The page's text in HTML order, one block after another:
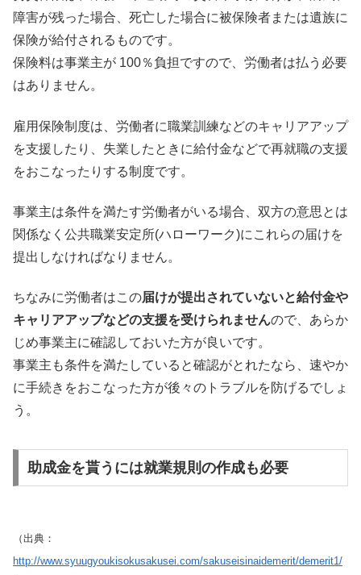
障害が残った場合、死亡した場合に被保険者または遺族に
保険が給付されるものです。
保険料は事業主が 100％負担ですので、労働者は払う必要
はありません。
雇用保険制度は、労働者に職業訓練などのキャリアアップ
を支援したり、失業したときに給付金などで再就職の支援
をおこなったりする制度です。
事業主は条件を満たす労働者がいる場合、双方の意思とは
関係なく公共職業安定所(ハローワーク)にこれらの届けを
提出しなければなりません。
ちなみに労働者はこの届けが提出されていないと給付金や
キャリアアップなどの支援を受けられませんので、あらか
じめ事業主に確認しておいた方が良いです。
事業主も条件を満たしていると確認がとれたなら、速やか
に手続きをおこなった方が後々のトラブルを防げるでしょ
う。
助成金を貰うには就業規則の作成も必要
（出典：
http://www.syuugyoukisokusakusei.com/sakuseisinaidemerit/demerit1/